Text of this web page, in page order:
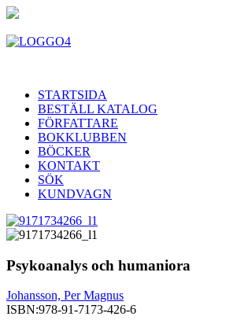
STARTSIDA
BESTÄLL KATALOG
FÖRFATTARE
BOKKLUBBEN
BÖCKER
KONTAKT
SÖK
KUNDVAGN
Psykoanalys och humaniora
Johansson, Per Magnus
ISBN:978-91-7173-426-6